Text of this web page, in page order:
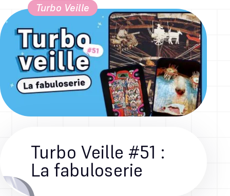
Turbo Veille
Turbo Veille #51 :
La fabuloserie